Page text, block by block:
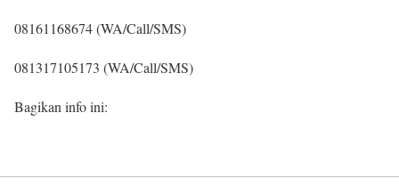
08161168674 (WA/Call/SMS)
081317105173 (WA/Call/SMS)
Bagikan info ini: